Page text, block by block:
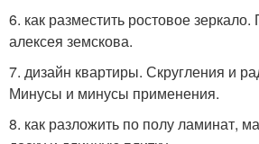
6. как разместить ростовое
алексея земскова.
7. дизайн квартиры. Скругления и
Минусы и минусы применения.
8. как разложить по полу ламинат,